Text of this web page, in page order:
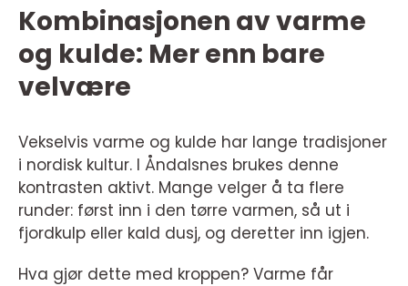
Kombinasjonen av varme
og kulde: Mer enn bare
velvære
Vekselvis varme og kulde har lange tradisjoner
i nordisk kultur. I Åndalsnes brukes denne
kontrasten aktivt. Mange velger å ta flere
runder: først inn i den tørre varmen, så ut i
fjordkulp eller kald dusj, og deretter inn igjen.
Hva gjør dette med kroppen? Varme får